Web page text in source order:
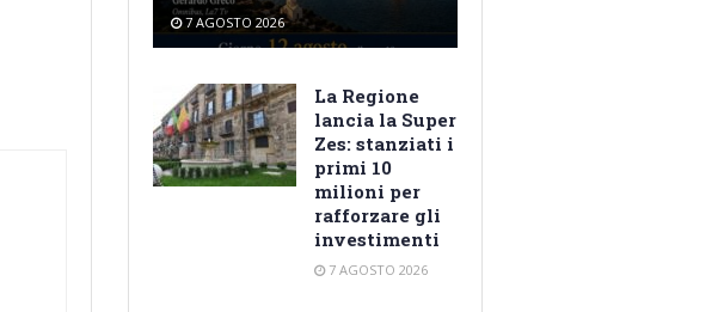
7 AGOSTO 2026
La Regione
lancia la Super
Zes: stanziati i
primi 10
milioni per
rafforzare gli
investimenti
7 AGOSTO 2026